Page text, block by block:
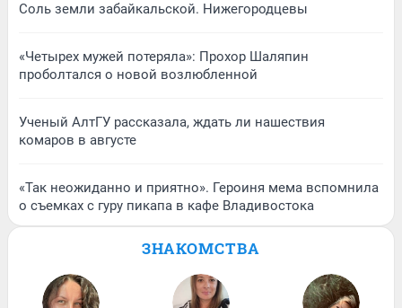
Соль земли забайкальской. Нижегородцевы
«Четырех мужей потеряла»: Прохор Шаляпин
проболтался о новой возлюбленной
Ученый АлтГУ рассказала, ждать ли нашествия
комаров в августе
«Так неожиданно и приятно». Героиня мема вспомнила
о съемках с гуру пикапа в кафе Владивостока
ЗНАКОМСТВА